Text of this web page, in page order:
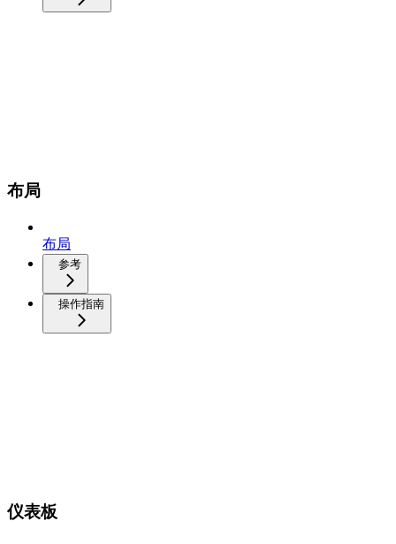
布局
布局
参考
操作指南
仪表板